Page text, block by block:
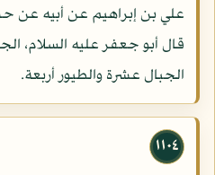
علي بن إبراهيم عن أبيه عن
قال أبو جعفر عليه السلام،
الجبال عشرة والطيور أربعة.
١١٠٤